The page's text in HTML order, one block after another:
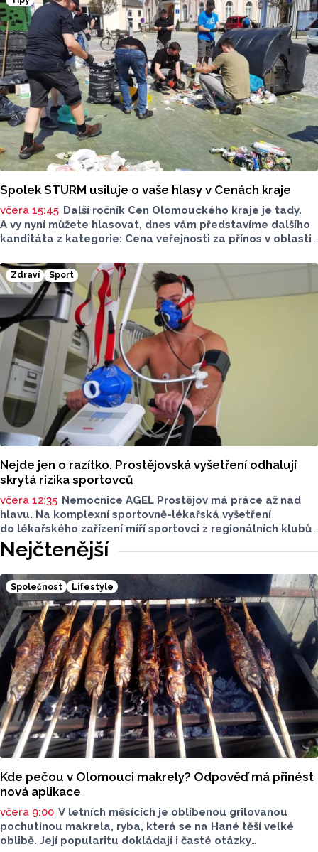
o tom, na jak dlouho podepsal nov hráč smlouvu
neinformovala.
Spolek STURM usiluje o vaše hlasy v Cenách kraje
včera 15:45 Další ročník Cen Olomouckého kraje je tady.
A vy nyní můžete hlasovat, dnes vám představíme dalšího
kanditáta z kategorie: Cena veřejnosti za přínos v oblasti
v kategorii: Významný počin v ochraně životního prostředí -
právnická osoba.
Zdraví Sport
Nejde jen o razítko. Prostějovská vyšetření odhalují
skrytá rizika sportovců
včera 12:35 Nemocnice AGEL Prostějov má práce až nad
hlavu. Na komplexní sportovně-lékařská vyšetření
do lékařského zařízení míří sportovci z regionálních klubů,
mládežnických kategorií i aktivní veřejnost. Informovala
o tom tisková mluvčí nemocnice Radka Miloševská.
V Prostějově vyšetřují i sportovce z Moravskoslezského,
Zlínského nebo Jihomoravského kraje.
Nejčtenější
Společnost Lifestyle
Kde pečou v Olomouci makrely? Odpověď má přinést
nová aplikace
včera 9:00 V letních měsících je oblíbenou grilovanou
pochutinou makrela, ryba, která se na Hané těší velké
oblibě. Její popularitu dokládají i časté otázky